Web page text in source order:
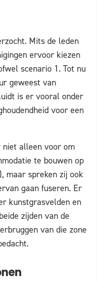
Mits de leden
ervoor kiezen
scenario 1. Tot nu
geweest van
is er vooral onder
voor een
niet alleen voor om
te bouwen op
maar spreken zij ook
gaan fuseren. Er
kunstgrasvelden en
zijden van de
van die zone